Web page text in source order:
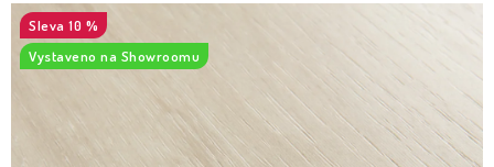
NÁSTĚNNÉ PANELY
STAVEBNÍ POUZDRA
10 %
Vystaveno na Showroomu